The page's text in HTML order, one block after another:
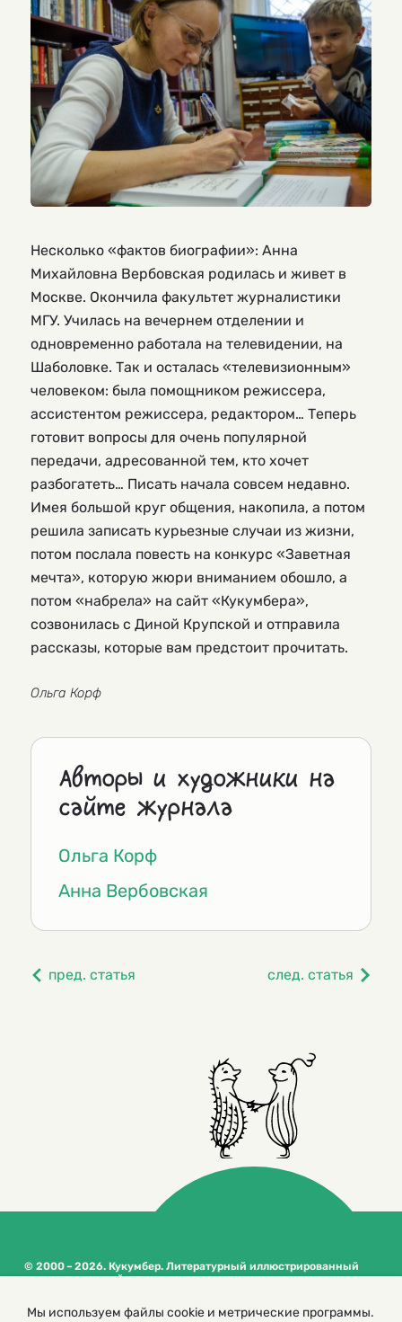
Несколько «фактов биографии»: Анна
Михайловна Вербовская родилась и живет в
Москве. Окончила факультет журналистики
МГУ. Училась на вечернем отделении и
одновременно работала на телевидении, на
Шаболовке. Так и осталась «телевизионным»
человеком: была помощником режиссера,
ассистентом режиссера, редактором… Теперь
готовит вопросы для очень популярной
передачи, адресованной тем, кто хочет
разбогатеть… Писать начала совсем недавно.
Имея большой круг общения, накопила, а потом
решила записать курьезные случаи из жизни,
потом послала повесть на конкурс «Заветная
мечта», которую жюри вниманием обошло, а
потом «набрела» на сайт «Кукумбера»,
созвонилась с Диной Крупской и отправила
рассказы, которые вам предстоит прочитать.
Ольга Корф
Авторы и художники на
сайте журнала
Ольга Корф
Анна Вербовская
пред. статья след. статья
© 2000 – 2026. Кукумбер. Литературный иллюстрированный
журнал для детей
сайта
Мы используем файлы cookie и метрические программы.